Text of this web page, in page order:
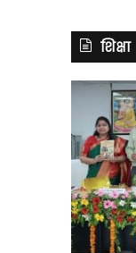
शिक्षा